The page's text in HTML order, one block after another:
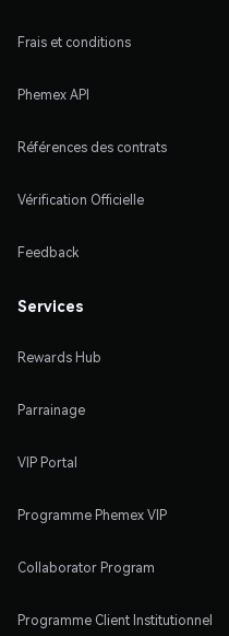
Frais et conditions
Phemex API
Références des contrats
Vérification Officielle
Feedback
Services
Rewards Hub
Parrainage
VIP Portal
Programme Phemex VIP
Collaborator Program
Programme Client Institutionnel